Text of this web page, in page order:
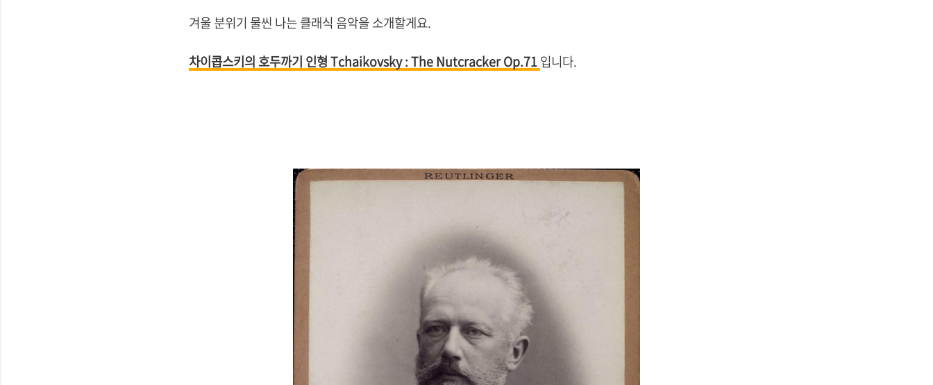
겨울 분위기 물씬 나는 클래식 음악을 소개할게요.
차이콥스키의 호두까기 인형 Tchaikovsky : The Nutcracker Op.71입니다.